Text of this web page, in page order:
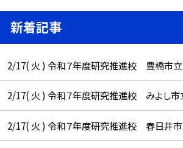
新着記事
2/17( 火 ) 令和７年度研究推進校 豊橋市
2/17( 火 ) 令和７年度研究推進校 みよし
2/17( 火 ) 令和７年度研究推進校 春日井